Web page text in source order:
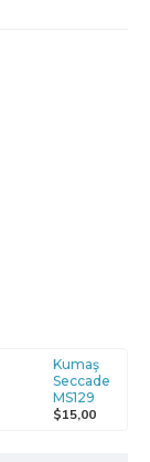
Kumaş
Seccade
MS129
$15,00